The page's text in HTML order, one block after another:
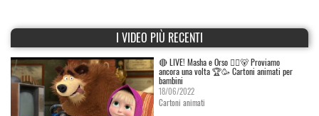
I VIDEO PIÙ RECENTI
🔴 LIVE! Masha e Orso 👱‍♀️🐻 Proviamo
ancora una volta 🏆🥳 Cartoni animati per
bambini
18/06/2022
Cartoni animati